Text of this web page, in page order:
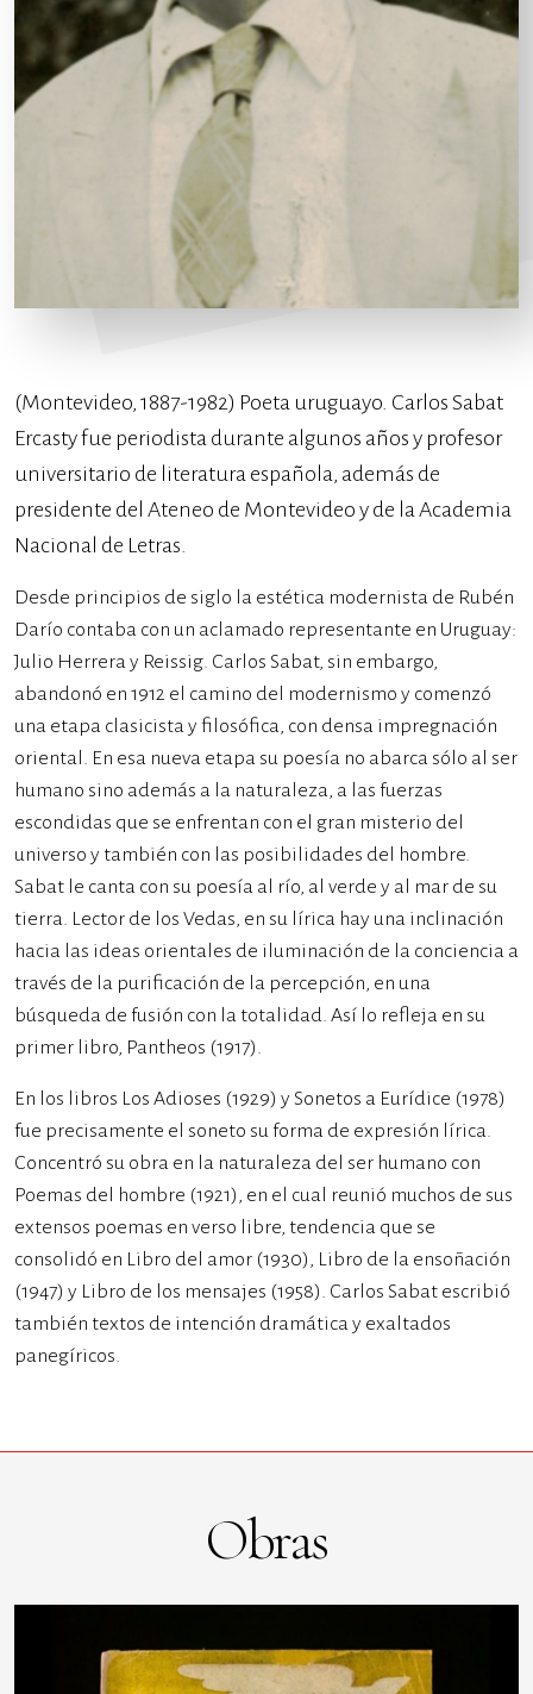
(Montevideo, 1887-1982) Poeta uruguayo. Carlos Sabat
Ercasty fue periodista durante algunos años y profesor
universitario de literatura española, además de
presidente del Ateneo de Montevideo y de la Academia
Nacional de Letras.
Desde principios de siglo la estética modernista de Rubén
Darío contaba con un aclamado representante en Uruguay:
Julio Herrera y Reissig. Carlos Sabat, sin embargo,
abandonó en 1912 el camino del modernismo y comenzó
una etapa clasicista y filosófica, con densa impregnación
oriental. En esa nueva etapa su poesía no abarca sólo al ser
humano sino además a la naturaleza, a las fuerzas
escondidas que se enfrentan con el gran misterio del
universo y también con las posibilidades del hombre.
Sabat le canta con su poesía al río, al verde y al mar de su
tierra. Lector de los Vedas, en su lírica hay una inclinación
hacia las ideas orientales de iluminación de la conciencia a
través de la purificación de la percepción, en una
búsqueda de fusión con la totalidad. Así lo refleja en su
primer libro, Pantheos (1917).
En los libros Los Adioses (1929) y Sonetos a Eurídice (1978)
fue precisamente el soneto su forma de expresión lírica.
Concentró su obra en la naturaleza del ser humano con
Poemas del hombre (1921), en el cual reunió muchos de sus
extensos poemas en verso libre, tendencia que se
consolidó en Libro del amor (1930), Libro de la ensoñación
(1947) y Libro de los mensajes (1958). Carlos Sabat escribió
también textos de intención dramática y exaltados
panegíricos.
Obras